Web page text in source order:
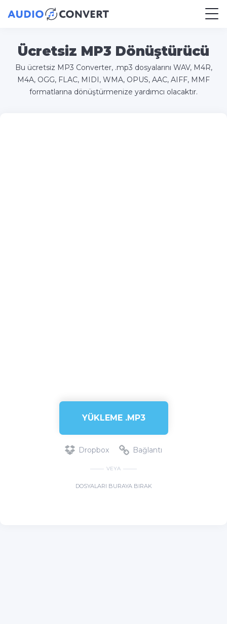
Ücretsiz MP3 Dönüştürücü
Bu ücretsiz MP3 Converter, .mp3 dosyalarını WAV, M4R,
M4A, OGG, FLAC, MIDI, WMA, OPUS, AAC, AIFF, MMF
formatlarına dönüştürmenize yardımcı olacaktır.
YÜKLEME .MP3
Dropbox Bağlantı
VEYA
DOSYALARI BURAYA BIRAK